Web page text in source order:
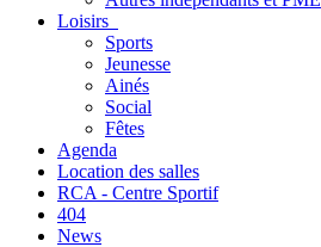
Loisirs
Sports
Jeunesse
Ainés
Social
Fêtes
Agenda
Location des salles
RCA - Centre Sportif
404
News